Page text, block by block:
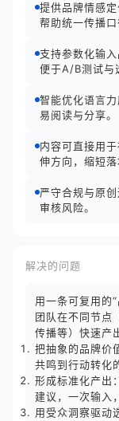
提供品牌情感
帮助统一传播口
支持参数化输
便于A/B测试与
智能优化语言
易阅读与分享。
内容可直接用
伸方向，缩短落
严守合规与原
审核风险。
解决的问题
用一条可复用的
团队在不同节点
传播等）快速产
把抽象的品牌价
共鸣到行动转化
形成标准化产
建议，一次输入
用受众洞察驱动